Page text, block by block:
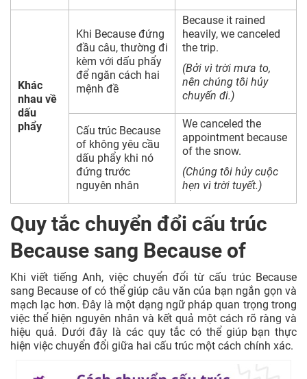
Khác
nhau về
dấu
phẩy
Khi Because đứng
đầu câu, thường đi
kèm với dấu phẩy
để ngăn cách hai
mệnh đề
Because it rained
heavily, we canceled
the trip.
(Bởi vì trời mưa to,
nên chúng tôi hủy
chuyến đi.)
Cấu trúc Because
of không yêu cầu
dấu phẩy khi nó
đứng trước
nguyên nhân
We canceled the
appointment because
of the snow.
(Chúng tôi hủy cuộc
hẹn vì trời tuyết.)
Quy tắc chuyển đổi cấu trúc
Because sang Because of
Khi viết tiếng Anh, việc chuyển đổi từ cấu trúc Because
sang Because of có thể giúp câu văn của bạn ngắn gọn và
mạch lạc hơn. Đây là một dạng ngữ pháp quan trọng trong
việc thể hiện nguyên nhân và kết quả một cách rõ ràng và
hiệu quả. Dưới đây là các quy tắc có thể giúp bạn thực
hiện việc chuyển đổi giữa hai cấu trúc một cách chính xác.